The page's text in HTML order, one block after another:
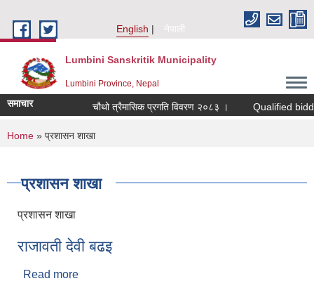
English
नेपाली
Lumbini Sanskritik Municipality
Lumbini Province, Nepal
समाचार चौथो त्रैमासिक प्रगति विवरण २०८३ । Qualified bidders in
You are here
Home » प्रशासन शाखा
प्रशासन शाखा
प्रशासन शाखा
राजावती देवी बढइ
Read more